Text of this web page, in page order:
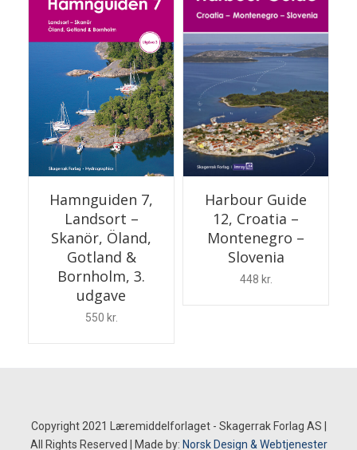
Hamnguiden 7,
Landsort –
Skanör, Öland,
Gotland &
Bornholm, 3.
udgave
550 kr.
LÆS MERE
Harbour Guide
12, Croatia –
Montenegro –
Slovenia
448 kr.
Copyright 2021 Læremiddelforlaget - Skagerrak Forlag AS |
All Rights Reserved | Made by: Norsk Design & Webtjenester